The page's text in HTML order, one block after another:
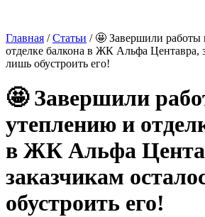
Главная /Статьи / 🤩 Завершили работы
отделке балкона в ЖК Альфа Центавра,
лишь обустроить его!
🤩 Завершили
утеплению и
в ЖК Альфа
заказчикам
обустроить его!